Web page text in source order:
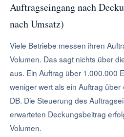
Auftragseingang nach
nach Umsatz)
Viele Betriebe messen ihren
Volumen. Das sagt nichts über
aus. Ein Auftrag über 1.000.000
weniger wert als ein Auftrag
DB. Die Steuerung des
erwarteten Deckungsbeitrag
Volumen.